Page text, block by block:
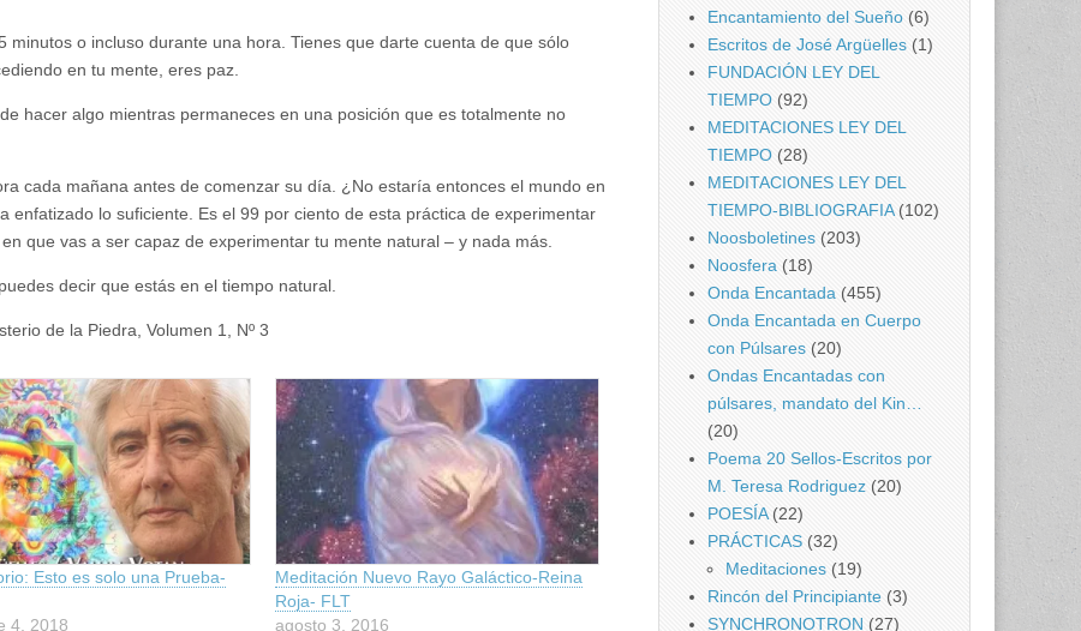
o incluso durante una hora. Tienes que darte cuenta de que sólo
en tu mente, eres paz.
hacer algo mientras permaneces en una posición que es totalmente no
cada mañana antes de comenzar su día. ¿No estaría entonces el mundo en
enfatizado lo suficiente. Es el 99 por ciento de esta práctica de experimentar
que vas a ser capaz de experimentar tu mente natural – y nada más.
decir que estás en el tiempo natural.
de la Piedra, Volumen 1, Nº 3
Esto es solo una Prueba-
4, 2018
Meditación Nuevo Rayo Galáctico-Reina
Roja- FLT
agosto 3, 2016
Encantamiento del Sueño (6)
Escritos de José Argüelles (1)
FUNDACIÓN LEY DEL
TIEMPO (92)
MEDITACIONES LEY DEL
TIEMPO (28)
MEDITACIONES LEY DEL
TIEMPO-BIBLIOGRAFIA(102)
Noosboletines (203)
Noosfera (18)
Onda Encantada (455)
Onda Encantada en Cuerpo
con Púlsares (20)
Ondas Encantadas con
púlsares, mandato del Kin…
(20)
Poema 20 Sellos-Escritos por
M. Teresa Rodriguez (20)
POESÍA(22)
PRÁCTICAS (32)
Meditaciones (19)
Rincón del Principiante (3)
SYNCHRONOTRON (27)